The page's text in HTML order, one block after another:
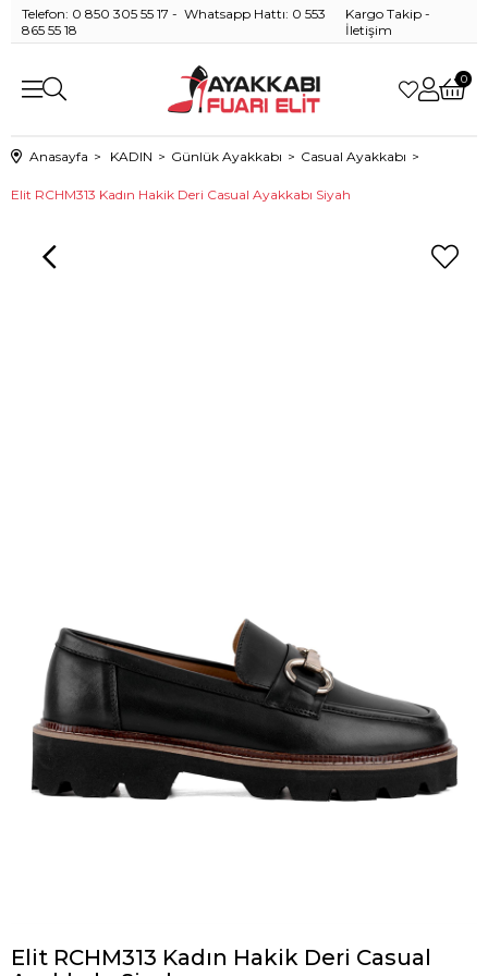
Telefon: 0 850 305 55 17 - Whatsapp Hattı: 0 553
865 55 18
Kargo Takip -
İletişim
0
Anasayfa KADIN Günlük Ayakkabı Casual Ayakkabı
Elit RCHM313 Kadın Hakik Deri Casual Ayakkabı Siyah
Elit RCHM313 Kadın Hakik Deri Casual